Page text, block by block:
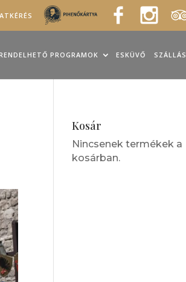
PROGRAMOK ESKÜVŐ SZÁLLÁS
Kosár
Nincsenek termékek a
kosárban.